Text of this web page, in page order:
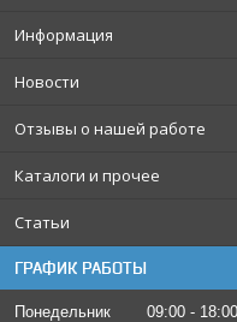
Информация
Новости
Отзывы о нашей работе
Каталоги и прочее
Статьи
ГРАФИК РАБОТЫ
Понедельник 09:00
18:00